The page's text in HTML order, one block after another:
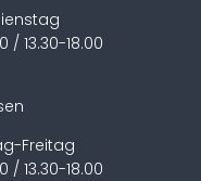
/ 13.30-18.00
Freitag
/ 13.30-18.00